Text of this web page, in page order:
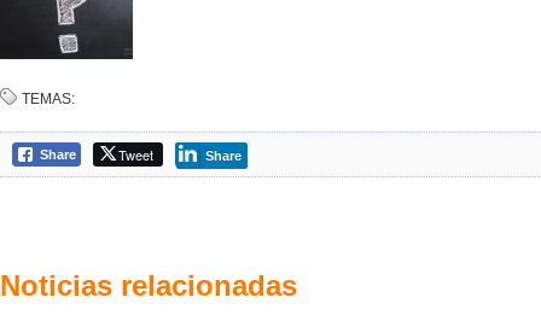
TEMAS:
Share Tweet Share
Noticias relacionadas